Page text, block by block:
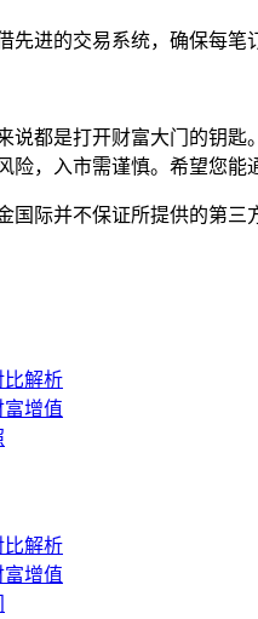
进的交易系统，确保每笔
都是打开财富大门的钥
，入市需谨慎。希望您能
际并不保证所提供的第
比解析
增值
比解析
增值